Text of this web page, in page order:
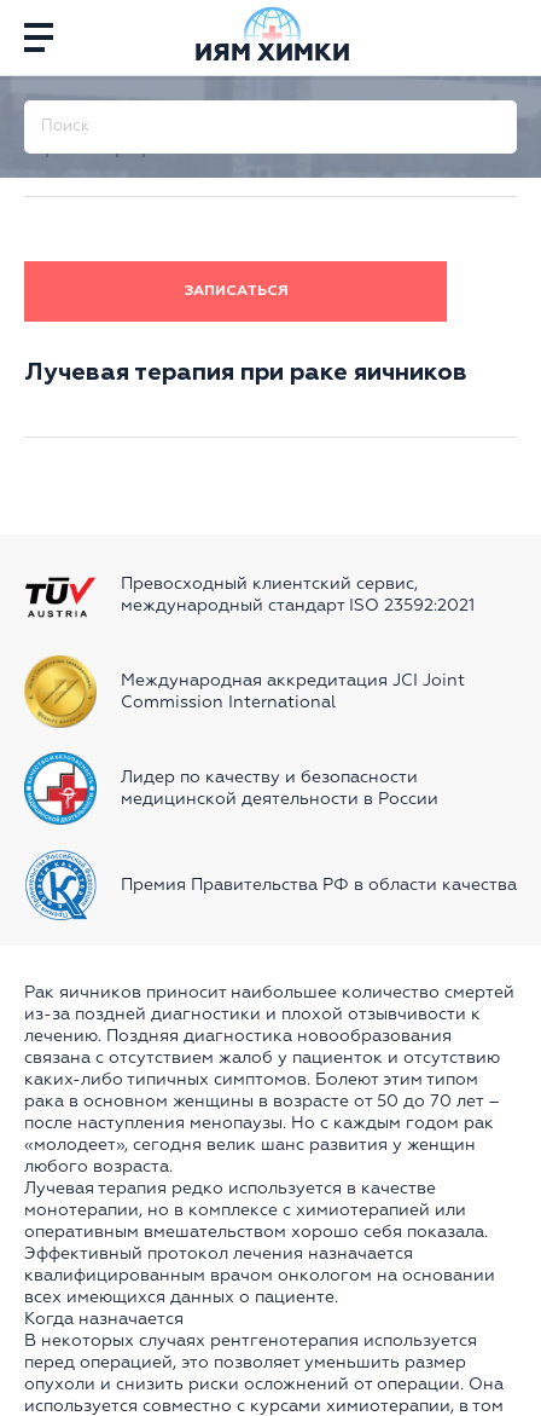
ИЯМ ХИМКИ
Главная
терапия при раке яичников
ЗАПИСАТЬСЯ
Лучевая терапия при раке яичников
Превосходный клиентский сервиc,
международный стандарт ISO 23592:2021
Международная аккредитация JCI Joint
Commission International
Лидер по качеству и безопасности
медицинской деятельности в России
Премия Правительства РФ в области качества
Рак яичников приносит наибольшее количество смертей
из-за поздней диагностики и плохой отзывчивости к
лечению. Поздняя диагностика новообразования
связана с отсутствием жалоб у пациенток и отсутствию
каких-либо типичных симптомов. Болеют этим типом
рака в основном женщины в возрасте от 50 до 70 лет –
после наступления менопаузы. Но с каждым годом рак
«молодеет», сегодня велик шанс развития у женщин
любого возраста.
Лучевая терапия редко используется в качестве
монотерапии, но в комплексе с химиотерапией или
оперативным вмешательством хорошо себя показала.
Эффективный протокол лечения назначается
квалифицированным врачом онкологом на основании
всех имеющихся данных о пациенте.
Когда назначается
В некоторых случаях рентгенотерапия используется
перед операцией, это позволяет уменьшить размер
опухоли и снизить риски осложнений от операции. Она
используется совместно с курсами химиотерапии, в том